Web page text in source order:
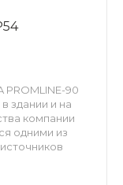
PROMLINE-90
здании и на
компании
одними из